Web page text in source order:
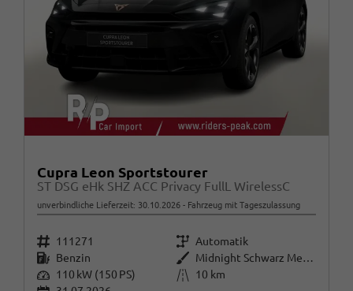
Cupra Leon Sportstourer
ST DSG eHk SHZ ACC Privacy FullL WirelessC
unverbindliche Lieferzeit: 30.10.2026 Fahrzeug mit Tageszulassung
Fahrzeugnr. 111271 Getriebe Automatik
Kraftstoff Benzin Außenfarbe
Midnight Schwarz Metallic
Leistung 110 kW (150 PS) Kilometerstand
10 km